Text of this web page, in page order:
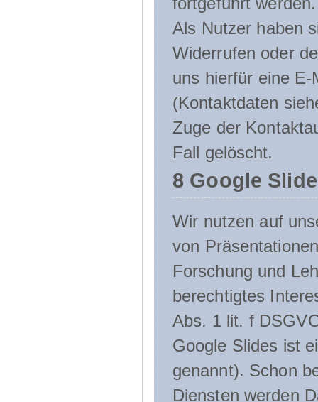
Als Nutzer haben
Widerrufen oder
uns hierfür eine
(Kontaktdaten
Zuge der
Fall gelöscht.
8 Google
Wir nutzen auf
von
Forschung und
berechtigtes
Abs. 1 lit. f
Google Slides ist
genannt). Schon
Diensten werden